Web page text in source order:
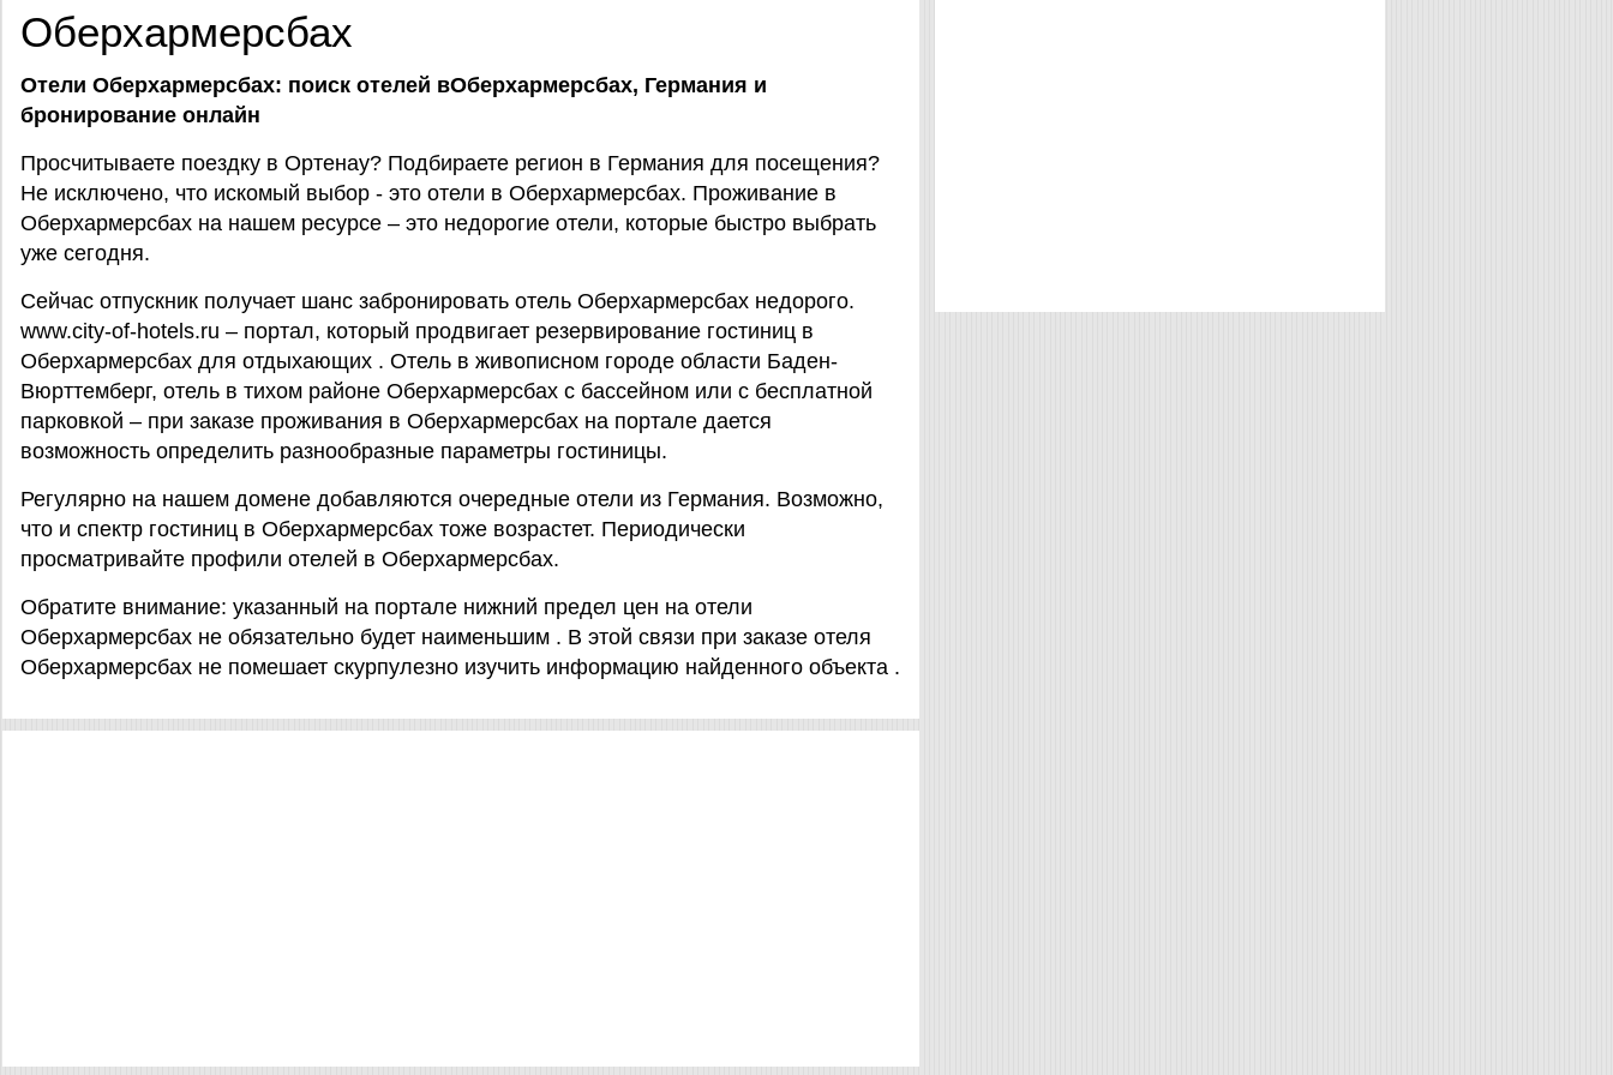
Оберхармерсбах
Отели Оберхармерсбах: поиск отелей вОберхармерсбах, Германия и
бронирование онлайн
Просчитываете поездку в Ортенау? Подбираете регион в Германия для посещения?
Не исключено, что искомый выбор - это отели в Оберхармерсбах. Проживание в
Оберхармерсбах на нашем ресурсе – это недорогие отели, которые быстро выбрать
уже сегодня.
Сейчас отпускник получает шанс забронировать отель Оберхармерсбах недорого.
www.city-of-hotels.ru – портал, который продвигает резервирование гостиниц в
Оберхармерсбах для отдыхающих . Отель в живописном городе области Баден-
Вюрттемберг, отель в тихом районе Оберхармерсбах с бассейном или с бесплатной
парковкой – при заказе проживания в Оберхармерсбах на портале дается
возможность определить разнообразные параметры гостиницы.
Регулярно на нашем домене добавляются очередные отели из Германия. Возможно,
что и спектр гостиниц в Оберхармерсбах тоже возрастет. Периодически
просматривайте профили отелей в Оберхармерсбах.
Обратите внимание: указанный на портале нижний предел цен на отели
Оберхармерсбах не обязательно будет наименьшим . В этой связи при заказе отеля
Оберхармерсбах не помешает скурпулезно изучить информацию найденного объекта .